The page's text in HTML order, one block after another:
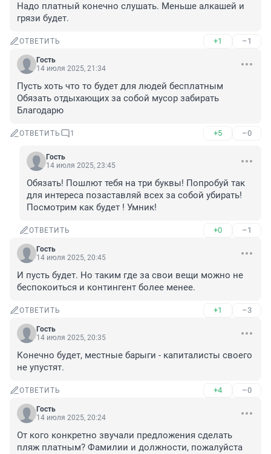
Надо платный конечно слушать. Меньше алкашей и
грязи будет.
ОТВЕТИТЬ +1 –1
Гость
14 июля 2025, 21:34
Пусть хоть что то будет для людей бесплатным
Обязать отдыхающих за собой мусор забирать
Благодарю
ОТВЕТИТЬ 1 +5 –0
Гость
14 июля 2025, 23:45
Обязать! Пошлют тебя на три буквы! Попробуй так
для интереса позаставляй всех за собой убирать!
Посмотрим как будет ! Умник!
ОТВЕТИТЬ +0 –1
Гость
14 июля 2025, 20:45
И пусть будет. Но таким где за свои вещи можно не
беспокоиться и контингент более менее.
ОТВЕТИТЬ +1 –3
Гость
14 июля 2025, 20:35
Конечно будет, местные барыги - капиталисты своего
не упустят.
ОТВЕТИТЬ +4 –0
Гость
14 июля 2025, 20:24
От кого конкретно звучали предложения сделать
пляж платным? Фамилии и должности, пожалуйста